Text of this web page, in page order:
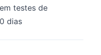
testes de
dias